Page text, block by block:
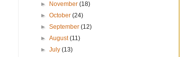
► November(18)
►October(24)
►September(12)
►August(11)
►July(13)